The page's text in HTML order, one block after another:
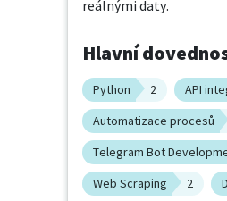
reálnými daty.
Hlavní
Python 2 API
Automatizace procesů
Telegram Bot
Web Scraping
2